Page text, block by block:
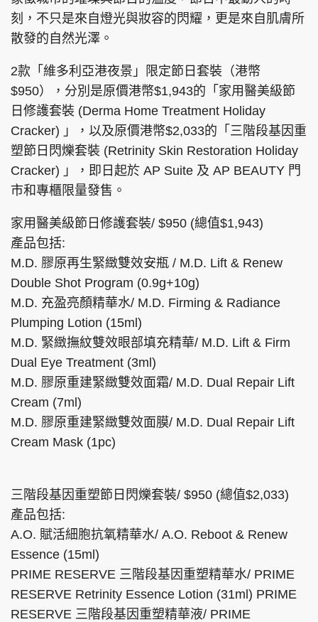
親子王
頭條搵工
關於我們
隱私政策聲明
使用條款
Copyright © 東周網 版權所有 . 不得轉載
©Eastweek.com.hk. All rights reserved.
刻，不只是來自燈光與妝容的閃耀，更是來自肌膚所
散發的自然光澤。
2款「維多利亞港夜景」限定節日套裝（港幣
$950），分別是原價港幣$1,943的「家用醫美級節
日修護套裝 (Derma Home Treatment Holiday
Cracker) 」，以及原價港幣$2,033的「三階段基因重
塑節日閃爍套裝 (Retrinity Skin Restoration Holiday
Cracker) 」，即日起於 AP Suite 及 AP BEAUTY 門
市和專櫃限量發售。
家用醫美級節日修護套裝/ $950 (總值$1,943)
產品包括:
M.D. 膠原再生緊緻雙效安瓶 / M.D. Lift & Renew
Double Shot Program (0.9g+10g)
M.D. 充盈亮顏精華水/ M.D. Firming & Radiance
Plumping Lotion (15ml)
M.D. 緊緻撫紋雙效眼部填充精華/ M.D. Lift & Firm
Dual Eye Treatment (3ml)
M.D. 膠原重建緊緻雙效面霜/ M.D. Dual Repair Lift
Cream (7ml)
M.D. 膠原重建緊緻雙效面膜/ M.D. Dual Repair Lift
Cream Mask (1pc)
三階段基因重塑節日閃爍套裝/ $950 (總值$2,033)
產品包括:
A.O. 賦活細胞抗氧精華水/ A.O. Reboot & Renew
Essence (15ml)
PRIME RESERVE 三階段基因重塑精華水/ PRIME
RESERVE Retrinity Essence Lotion (31ml) PRIME
RESERVE 三階段基因重塑精華液/ PRIME